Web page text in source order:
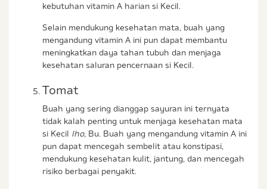
kebutuhan vitamin A harian si Kecil.
Selain mendukung kesehatan mata, buah yang
mengandung vitamin A ini pun dapat membantu
meningkatkan daya tahan tubuh dan menjaga
kesehatan saluran pencernaan si Kecil.
Tomat
Buah yang sering dianggap sayuran ini ternyata
tidak kalah penting untuk menjaga kesehatan mata
si Kecil lho, Bu. Buah yang mengandung vitamin A ini
pun dapat mencegah sembelit atau konstipasi,
mendukung kesehatan kulit, jantung, dan mencegah
risiko berbagai penyakit.